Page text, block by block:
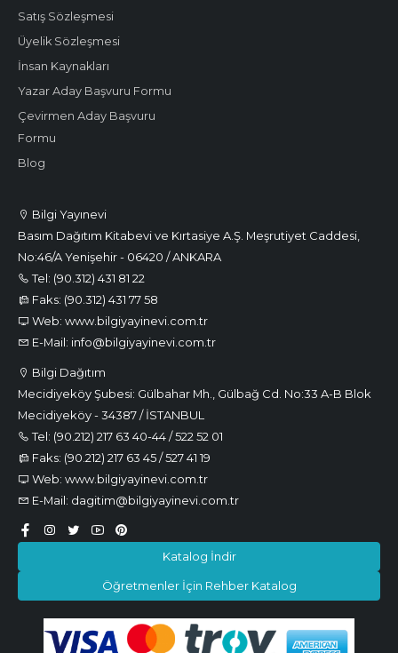
Bilgi Yayınevi
Basım Dağıtım Kitabevi ve Kırtasiye A.Ş. Meşrutiyet Caddesi,
No:46/A Yenişehir - 06420 / ANKARA
Tel: (90.312) 431 81 22
Faks: (90.312) 431 77 58
Web: www.bilgiyayinevi.com.tr
E-Mail: info@bilgiyayinevi.com.tr
Bilgi Dağıtım
Mecidiyeköy Şubesi: Gülbahar Mh., Gülbağ Cd. No:33 A-B Blok
Mecidiyeköy - 34387 / İSTANBUL
Tel: (90.212) 217 63 40-44 / 522 52 01
Faks: (90.212) 217 63 45 / 527 41 19
Web: www.bilgiyayinevi.com.tr
E-Mail: dagitim@bilgiyayinevi.com.tr
Katalog İndir
Öğretmenler İçin Rehber Katalog
Satış Sözleşmesi
Üyelik Sözleşmesi
İnsan Kaynakları
Yazar Aday Başvuru Formu
Çevirmen Aday Başvuru
Formu
Blog